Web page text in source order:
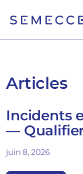
Articles
Incidents
—
juin 8, 2026